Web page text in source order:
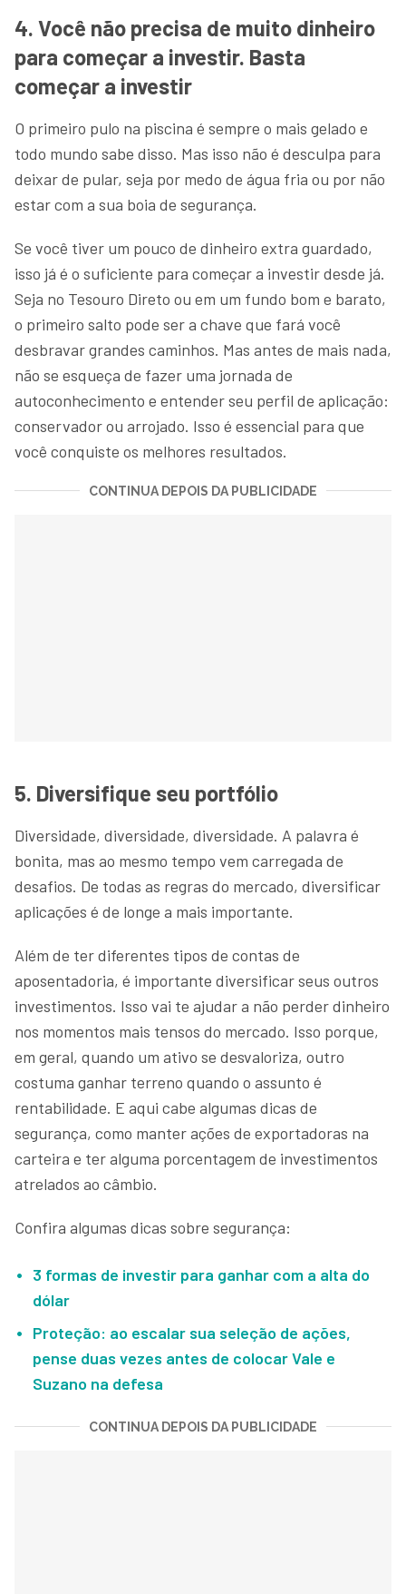
4. Você não precisa de muito dinheiro
para começar a investir. Basta
começar a investir
O primeiro pulo na piscina é sempre o mais gelado e
todo mundo sabe disso. Mas isso não é desculpa para
deixar de pular, seja por medo de água fria ou por não
estar com a sua boia de segurança.
Se você tiver um pouco de dinheiro extra guardado,
isso já é o suficiente para começar a investir desde já.
Seja no Tesouro Direto ou em um fundo bom e barato,
o primeiro salto pode ser a chave que fará você
desbravar grandes caminhos. Mas antes de mais nada,
não se esqueça de fazer uma jornada de
autoconhecimento e entender seu perfil de aplicação:
conservador ou arrojado. Isso é essencial para que
você conquiste os melhores resultados.
CONTINUA DEPOIS DA PUBLICIDADE
5. Diversifique seu portfólio
Diversidade, diversidade, diversidade. A palavra é
bonita, mas ao mesmo tempo vem carregada de
desafios. De todas as regras do mercado, diversificar
aplicações é de longe a mais importante.
Além de ter diferentes tipos de contas de
aposentadoria, é importante diversificar seus outros
investimentos. Isso vai te ajudar a não perder dinheiro
nos momentos mais tensos do mercado. Isso porque,
em geral, quando um ativo se desvaloriza, outro
costuma ganhar terreno quando o assunto é
rentabilidade. E aqui cabe algumas dicas de
segurança, como manter ações de exportadoras na
carteira e ter alguma porcentagem de investimentos
atrelados ao câmbio.
Confira algumas dicas sobre segurança:
3 formas de investir para ganhar com a alta do
dólar
Proteção: ao escalar sua seleção de ações,
pense duas vezes antes de colocar Vale e
Suzano na defesa
CONTINUA DEPOIS DA PUBLICIDADE